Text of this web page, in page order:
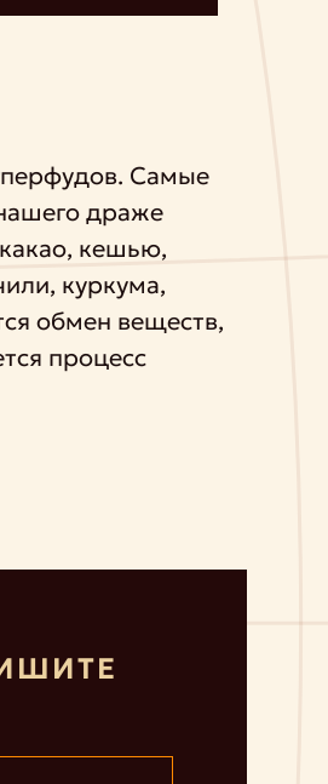
Самые
драже
кешью,
куркума,
обмен веществ,
процесс